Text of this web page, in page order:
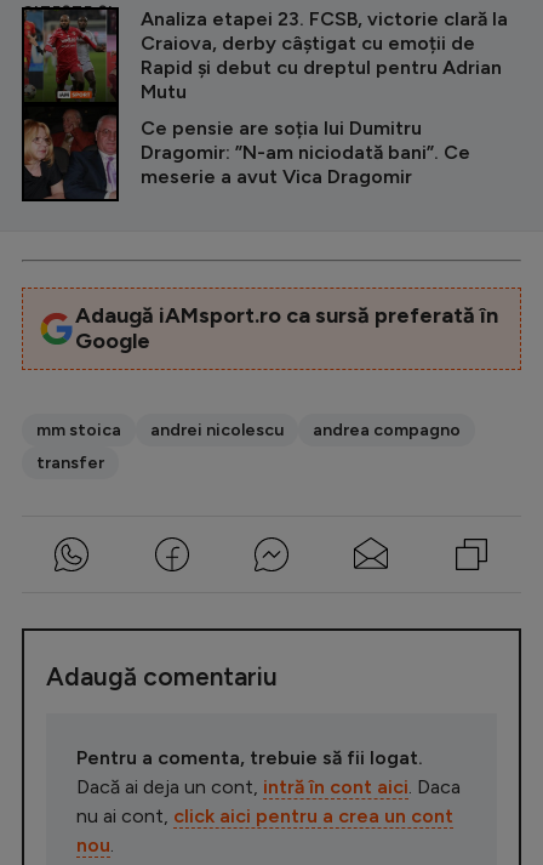
CITEȘTE ȘI
Analiza etapei 23. FCSB, victorie clară la
Craiova, derby câștigat cu emoții de
Rapid și debut cu dreptul pentru Adrian
Mutu
Ce pensie are soția lui Dumitru
Dragomir: ”N-am niciodată bani”. Ce
meserie a avut Vica Dragomir
Adaugă iAMsport.ro ca sursă preferată în
Google
mm stoica andrei nicolescu
andrea compagno
transfer
Adaugă comentariu
Pentru a comenta, trebuie să fii logat.
Dacă ai deja un cont, intră în cont aici . Daca
nu ai cont, click aici pentru a crea un cont
nou